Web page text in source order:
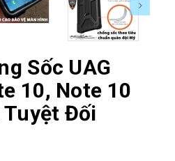
Sốc UAG
10, Note 10
Tuyệt Đối